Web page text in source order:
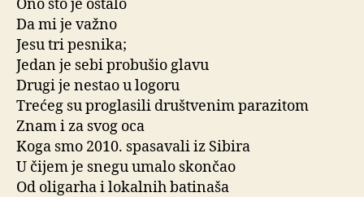
Ono što je ostalo
Da mi je važno
Jesu tri pesnika;
Jedan je sebi probušio glavu
Drugi je nestao u logoru
Trećeg su proglasili društvenim parazitom
Znam i za svog oca
Koga smo 2010. spasavali iz Sibira
U čijem je snegu umalo skončao
Od oligarha i lokalnih batinaša